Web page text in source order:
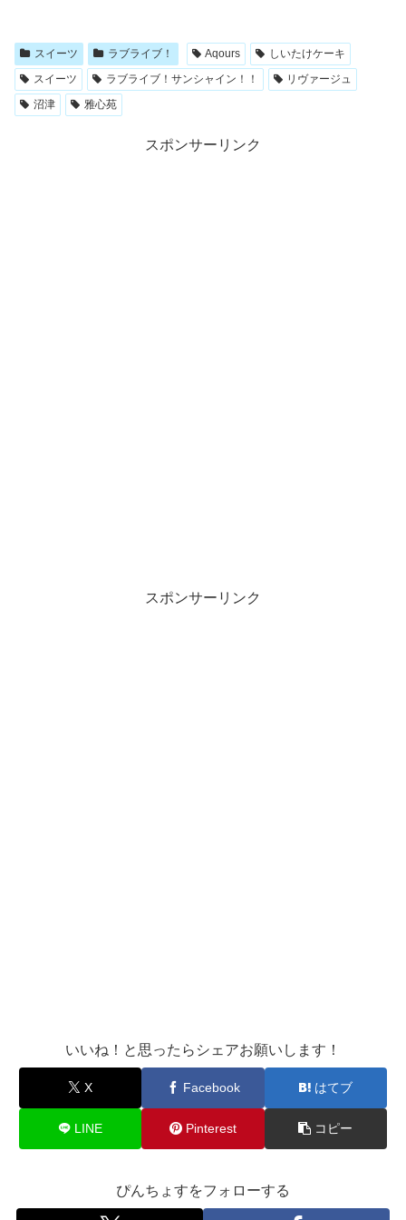
スイーツ ラブライブ！ Aqours
しいたけケーキ
スイーツ
ラブライブ！サンシャイン！！
リヴァージュ
沼津
雅心苑
スポンサーリンク
スポンサーリンク
いいね！と思ったらシェアお願いします！
X Facebook はてブ
LINE Pinterest コピー
ぴんちょすをフォローする